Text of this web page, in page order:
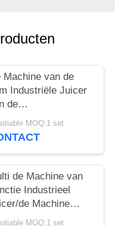
Machine van de
Industriële Juicer
de
Apple-
MOQ:1 set
de Machine van
Industrieel
de Machine
Vast Mes
MOQ:1 set